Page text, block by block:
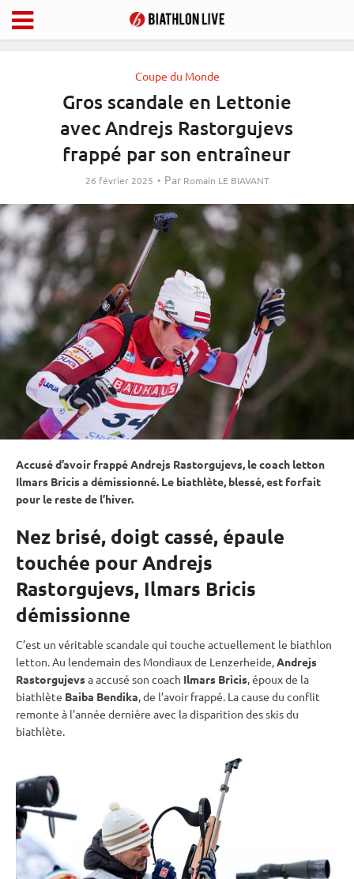
Coupe du Monde
Gros scandale en Lettonie
avec Andrejs Rastorgujevs
frappé par son entraîneur
26 février 2025 Par Romain LE BIAVANT
Accusé d’avoir frappé Andrejs Rastorgujevs, le coach letton
Ilmars Bricis a démissionné. Le biathlète, blessé, est forfait
pour le reste de l’hiver.
Nez brisé, doigt cassé, épaule
touchée pour Andrejs
Rastorgujevs, Ilmars Bricis
démissionne
C’est un véritable scandale qui touche actuellement le biathlon
letton. Au lendemain des Mondiaux de Lenzerheide, Andrejs
Rastorgujevsa accusé son coach Ilmars Bricis , époux de la
biathlète Baiba Bendika , de l’avoir frappé. La cause du conflit
remonte à l’année dernière avec la disparition des skis du
biathlète.